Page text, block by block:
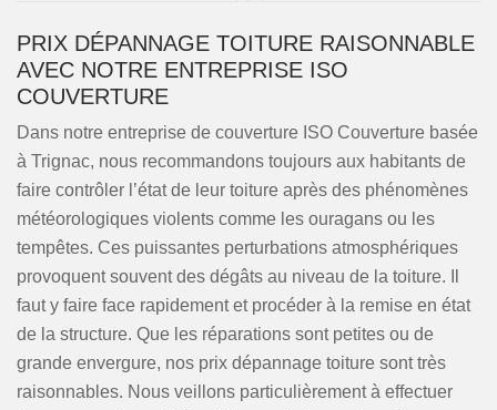
PRIX DÉPANNAGE TOITURE RAISONNABLE
AVEC NOTRE ENTREPRISE ISO
COUVERTURE
Dans notre entreprise de couverture ISO Couverture basée
à Trignac, nous recommandons toujours aux habitants de
faire contrôler l’état de leur toiture après des phénomènes
météorologiques violents comme les ouragans ou les
tempêtes. Ces puissantes perturbations atmosphériques
provoquent souvent des dégâts au niveau de la toiture. Il
faut y faire face rapidement et procéder à la remise en état
de la structure. Que les réparations sont petites ou de
grande envergure, nos prix dépannage toiture sont très
raisonnables. Nous veillons particulièrement à effectuer